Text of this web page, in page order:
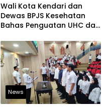
Wali Kota Kendari dan
Dewas BPJS Kesehatan
Bahas Penguatan UHC dan
Kesehatan
News